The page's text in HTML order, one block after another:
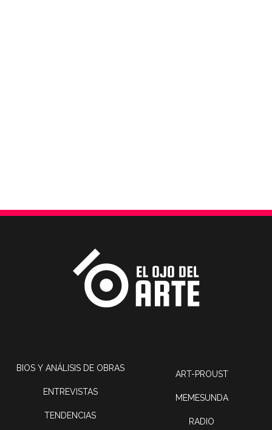
BIOS Y ANÁLISIS DE OBRAS
ENTREVISTAS
TENDENCIAS
ART-PROUST
MEMESUNDA
RADIO